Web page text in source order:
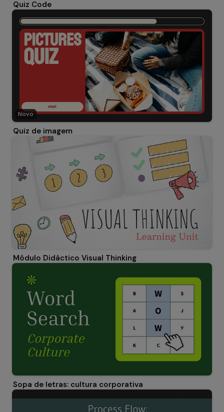
Quiz Code
Novo
Quiz de imagem
Módulo Didáctico Visual Thinking
Sopa de letras: cultura corporativa